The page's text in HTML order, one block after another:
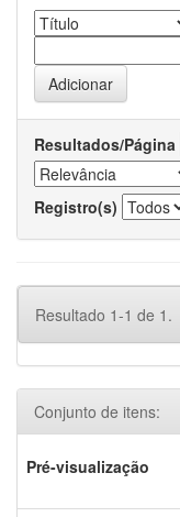
Resultados/Página
Registro(s)
Resultado 1-1 de 1.
Conjunto de itens:
Pré-visualização